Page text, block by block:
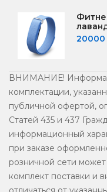
20000
ВНИМАНИЕ!
комплектации,
публичной офертой,
Статей 435 и 437
информационный
при заказе
розничной сети может
комплект поставки и